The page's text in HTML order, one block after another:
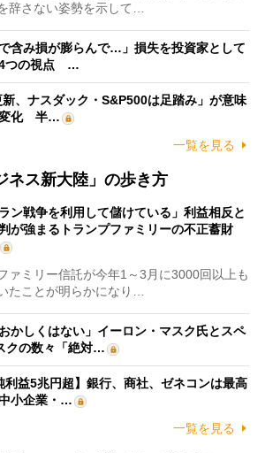
辞さない姿勢を示して…
で含み損が膨らんで…」損失を投資家として
4つの視点 …
新、ナスダック・S&P500は足踏み」が意味
変化 半…
一覧を見る
ネス新大陸」の歩き方
ラン戦争を利用して儲けている」利益相反と
が強まるトランプファミリーの不正蓄財
ァミリー信託が今年1～3月に3000回以上も
たことが明らかになり…
かしくはない」イーロン・マスク氏とスペ
クの数々「絶対…
利益5兆円超】銀行、商社、ゼネコンは最高
小企業・…
一覧を見る